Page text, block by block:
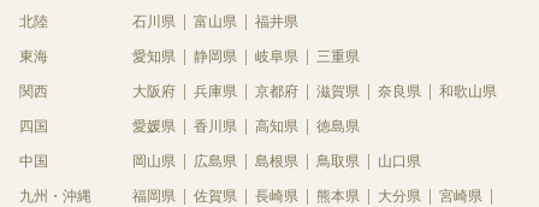
北陸 石川県 富山県 福井県
東海 愛知県 静岡県 岐阜県 三重県
関西 大阪府 兵庫県 京都府 滋賀県 奈良県 和歌山県
四国 愛媛県 香川県 高知県 徳島県
中国 岡山県 広島県 島根県 鳥取県 山口県
九州・沖縄 福岡県 佐賀県 長崎県 熊本県 大分県
宮崎県